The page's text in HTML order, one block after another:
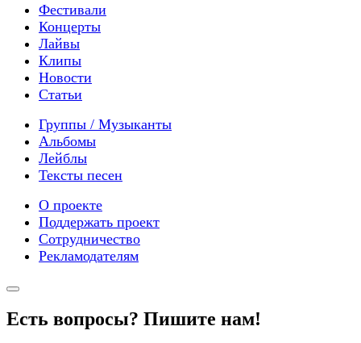
Фестивали
Концерты
Лайвы
Клипы
Новости
Статьи
Группы / Музыканты
Альбомы
Лейблы
Тексты песен
О проекте
Поддержать проект
Сотрудничество
Рекламодателям
Есть вопросы? Пишите нам!